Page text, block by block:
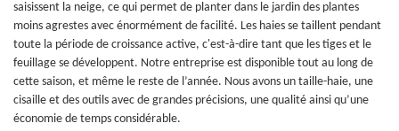
saisissent la neige, ce qui permet de planter dans le jardin des plantes
moins agrestes avec énormément de facilité. Les haies se taillent pendant
toute la période de croissance active, c'est-à-dire tant que les tiges et le
feuillage se développent. Notre entreprise est disponible tout au long de
cette saison, et même le reste de l’année. Nous avons un taille-haie, une
cisaille et des outils avec de grandes précisions, une qualité ainsi qu’une
économie de temps considérable.